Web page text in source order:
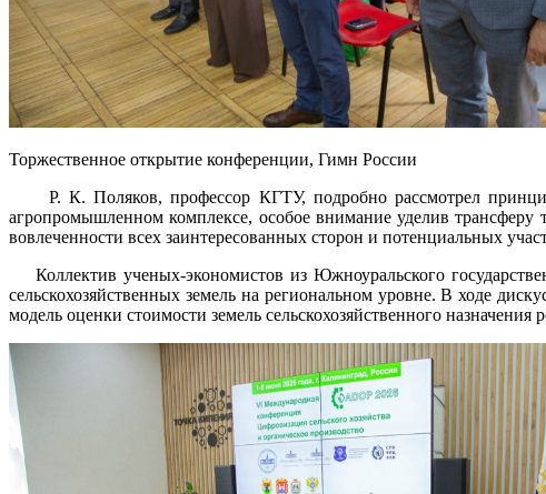
Торжественное открытие конференции, Гимн России
Р. К. Поляков, профессор КГТУ, подробно рассмотрел
агропромышленном комплексе, особое внимание уделив
вовлеченности всех заинтересованных сторон и потенциальных
Коллектив ученых-экономистов из Южноуральского
сельскохозяйственных земель на региональном уровне. В ходе
модель оценки стоимости земель сельскохозяйственного назначения